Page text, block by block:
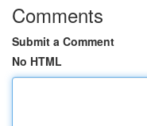
Comments
Submit a Comment
No HTML